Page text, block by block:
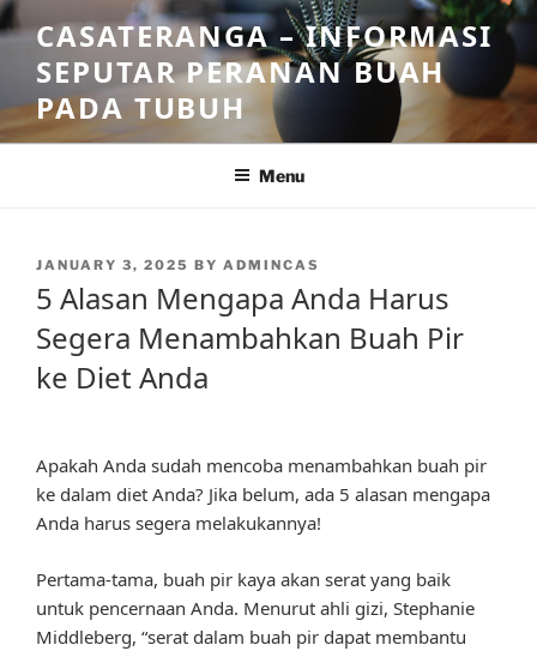
Skip
to
content
CASATERANGA – INFORMASI
SEPUTAR PERANAN BUAH
PADA TUBUH
Menu
POSTED
JANUARY 3, 2025 BY ADMINCAS
5 Alasan Mengapa Anda Harus
Segera Menambahkan Buah Pir
ke Diet Anda
Apakah Anda sudah mencoba menambahkan buah pir
ke dalam diet Anda? Jika belum, ada 5 alasan mengapa
Anda harus segera melakukannya!
Pertama-tama, buah pir kaya akan serat yang baik
untuk pencernaan Anda. Menurut ahli gizi, Stephanie
Middleberg, “serat dalam buah pir dapat membantu